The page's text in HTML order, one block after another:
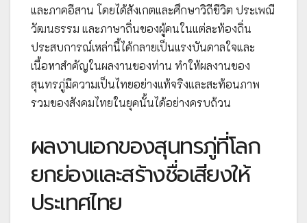
และภาคอีสาน โดยได้สังเกตและศึกษาวิถีชีวิต ประเพณี
วัฒนธรรม และภาษาถิ่นของผู้คนในแต่ละท้องถิ่น
ประสบการณ์เหล่านี้ได้กลายเป็นแรงบันดาลใจและ
เนื้อหาสำคัญในผลงานของท่าน ทำให้ผลงานของ
สุนทรภู่มีความเป็นไทยอย่างแท้จริงและสะท้อนภาพ
รวมของสังคมไทยในยุคนั้นได้อย่างครบถ้วน
ผลงานเอกของสุนทรภู่ที่โลก
ยกย่องและสร้างชื่อเสียงให้
ประเทศไทย